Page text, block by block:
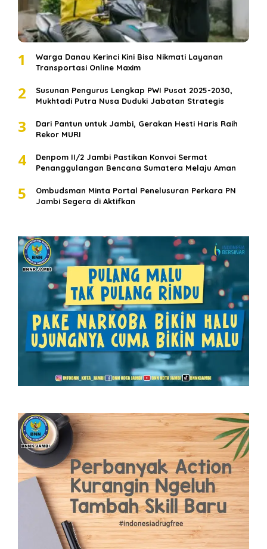
1
Warga Danau Kerinci Kini Bisa Nikmati Layanan
Transportasi Online Maxim
2
Susunan Pengurus Lengkap PWI Pusat 2025-2030,
Mukhtadi Putra Nusa Duduki Jabatan Strategis
3
Dari Pantun untuk Jambi, Gerakan Hesti Haris Raih
Rekor MURI
4
Denpom II/2 Jambi Pastikan Konvoi Sermat
Penanggulangan Bencana Sumatera Melaju Aman
5
Ombudsman Minta Portal Penelusuran Perkara PN
Jambi Segera di Aktifkan